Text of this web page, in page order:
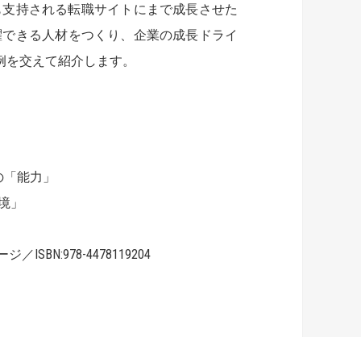
持される転職サイトにまで成長させた
きる人材をつくり、企業の成長ドライ
交えて紹介します。
能力」
」
／ISBN:978-4478119204